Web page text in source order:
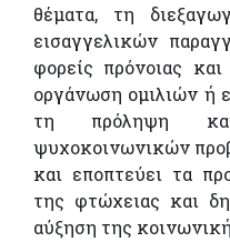
θέματα, τη
εισαγγελικών
φορείς πρόνοιας
οργάνωση ομιλιών ή
τη πρόληψη
ψυχοκοινωνικών
και εποπτεύει τα
της φτώχειας και
αύξηση της